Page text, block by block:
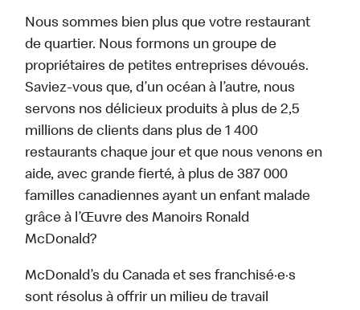
Nous sommes bien plus que votre restaurant
de quartier. Nous formons un groupe de
propriétaires de petites entreprises dévoués.
Saviez-vous que, d’un océan à l’autre, nous
servons nos délicieux produits à plus de 2,5
millions de clients dans plus de 1 400
restaurants chaque jour et que nous venons en
aide, avec grande fierté, à plus de 387 000
familles canadiennes ayant un enfant malade
grâce à l’Œuvre des Manoirs Ronald
McDonald?
McDonald’s du Canada et ses franchisé·e·s
sont résolus à offrir un milieu de travail